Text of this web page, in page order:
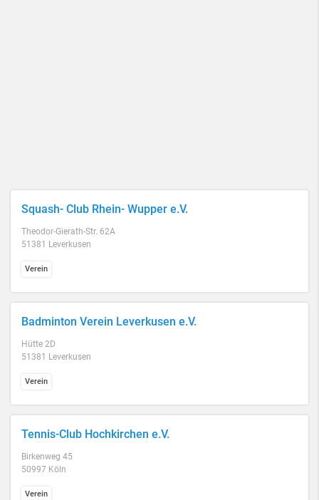
Squash- Club Rhein- Wupper e.V.
Theodor-Gierath-Str. 62A
51381 Leverkusen
Verein
Badminton Verein Leverkusen e.V.
Hütte 2D
51381 Leverkusen
Verein
Tennis-Club Hochkirchen e.V.
Birkenweg 45
50997 Köln
Verein